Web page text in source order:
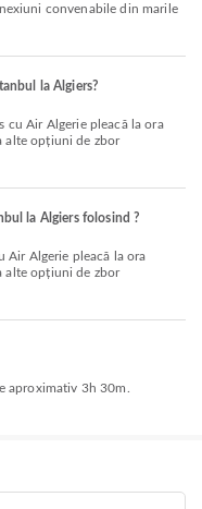
convenabile din marile
la Algiers?
alte opțiuni de zbor
la Algiers folosind ?
alte opțiuni de zbor
aproximativ 3h 30m.